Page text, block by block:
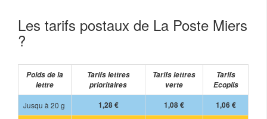
Les tarifs postaux de La Poste Miers
?
Poids de la
lettre
Tarifs lettres
prioritaires
Tarifs lettres
verte
Tarifs
Ecoplis
Jusqu à 20 g
1,28 € 1,08 €
1,06 €